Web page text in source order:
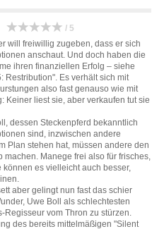
/ 5
will freiwillig zugeben, dass er sich
anschaut. Und doch haben die
ihren finanziellen Erfolg – siehe
Restribution". Es verhält sich mit
also fast genauso wie mit
Keiner liest sie, aber verkaufen tut sie
dessen Steckenpferd bekanntlich
sind, inzwischen andere
Plan stehen hat, müssen andere den
machen. Manege frei also für frisches,
können es vielleicht auch besser,
aber gelingt nun fast das schier
Uwe Boll als schlechtesten
Regisseur vom Thron zu stürzen.
des bereits mittelmäßigen "Silent